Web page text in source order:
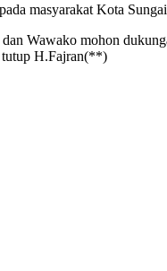
masyarakat Kota
Wawako mohon
tutup H.Fajran(**)